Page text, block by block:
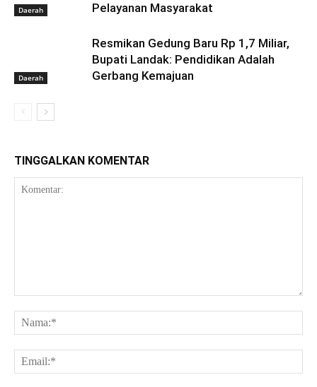
Daerah
Pelayanan Masyarakat
Daerah
Resmikan Gedung Baru Rp 1,7 Miliar,
Bupati Landak: Pendidikan Adalah
Gerbang Kemajuan
TINGGALKAN KOMENTAR